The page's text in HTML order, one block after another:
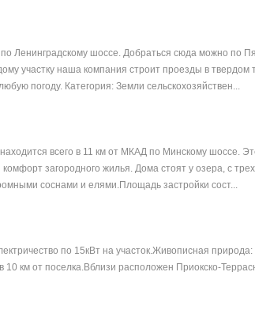
Ленинградскому шоссе. Добраться сюда можно по
участку наша компания строит проезды в твердом
погоду. Категория: Земли сельскохозяйствен...
всего в 11 км от МКАД по Минскому шоссе.
загородного жилья. Дома стоят у озера, с
соснами и елями.Площадь застройки сост...
по 15кВт на участок.Живописная природа:
км от поселка.Вблизи расположен Приокско-